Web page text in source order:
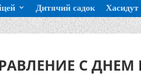
Дитячий садок Хасидут
С ДНЕМ